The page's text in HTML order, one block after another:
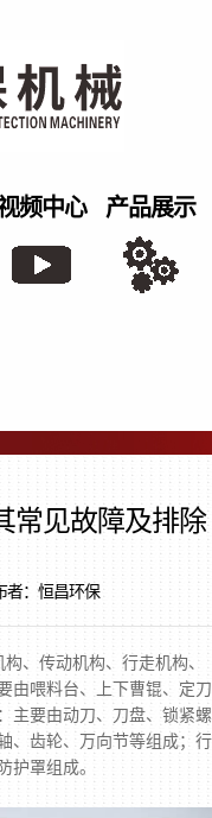
频中心 产品展示
常见故障及排除
者：恒昌环保
、传动机构、行走机构、
由喂料台、上下曹锟、定刀
主要由动刀、刀盘、锁紧螺
、齿轮、万向节等组成；行
护罩组成。